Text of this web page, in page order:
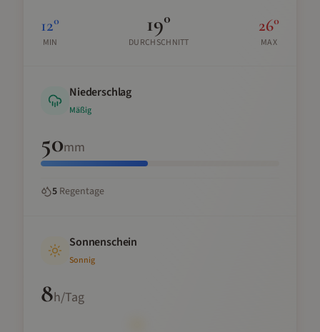
12°
MIN
19°
DURCHSCHNITT
26°
MAX
Niederschlag
Mäßig
50mm
5 Regentage
Sonnenschein
Sonnig
8h/Tag